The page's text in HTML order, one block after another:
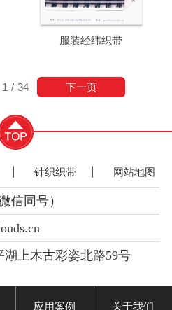
服装经纬织带
1 / 34 下一页
针织织带 网站地图
信同号）
湖上木古彩姿北路59号
应用案例 关于我们